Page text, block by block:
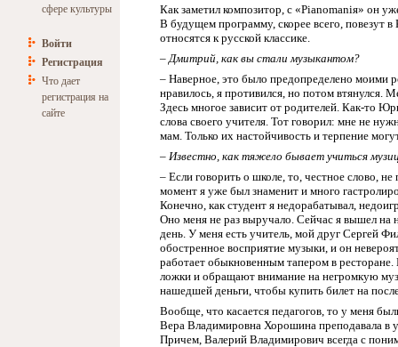
сфере культуры
Войти
Регистрация
Что дает
регистрация на
сайте
Как заметил композитор, с «Pianomaniя» он
В будущем программу, скорее всего, повезут
относятся к русской классике.
– Дмитрий, как вы стали музыкантом?
– Наверное, это было предопределено моими
нравилось, я противился, но потом втянулся.
Здесь многое зависит от родителей. Как-то
слова своего учителя. Тот говорил: мне не
мам. Только их настойчивость и терпение
– Известно, как тяжело бывает учиться
– Если говорить о школе, то, честное слово,
момент я уже был знаменит и много
Конечно, как студент я недорабатывал,
Оно меня не раз выручало. Сейчас я вышел на
день. У меня есть учитель, мой друг Сергей
обостренное восприятие музыки, и он
работает обыкновенным тапером в
ложки и обращают внимание на негромкую
нашедшей деньги, чтобы купить билет на
Вообще, что касается педагогов, то у меня
Вера Владимировна Хорошина преподавала в
Причем, Валерий Владимирович всегда с